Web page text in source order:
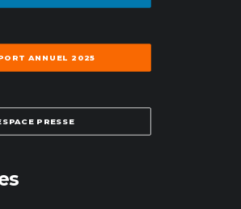
ANNUEL 2025
PRESSE